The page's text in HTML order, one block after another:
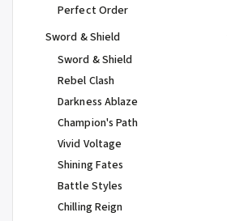
Perfect Order
Sword & Shield
Sword & Shield
Rebel Clash
Darkness Ablaze
Champion's Path
Vivid Voltage
Shining Fates
Battle Styles
Chilling Reign